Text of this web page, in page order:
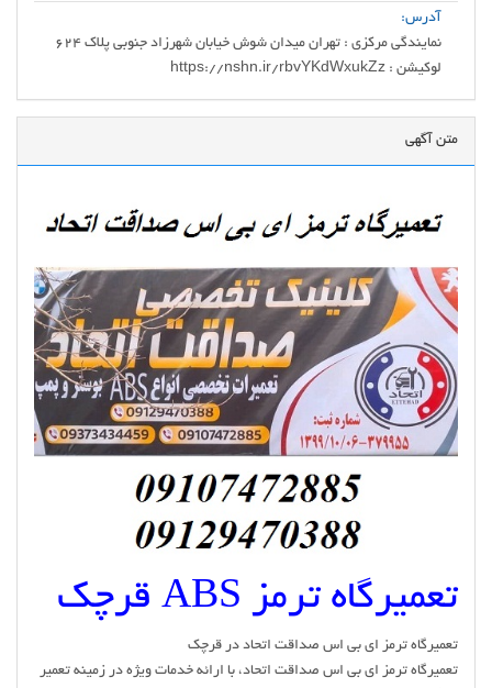
آدرس:
لوکیشن : https://nshn.ir/rbvYKdWxukZz
متن آگهی
تعمیرگاه ترمز ABS قرچک
تعمیرگاه ترمز ای بی اس صداقت اتحاد در قرچک
تعمیرگاه ترمز ای بی اس صداقت اتحاد، با ارائه خدمات ویژه در زمینه تعمیر